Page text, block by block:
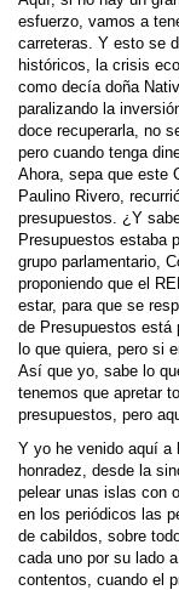
esfuerzo, vamos a
carreteras. Y esto se
históricos, la crisis
como decía doña
paralizando la
doce recuperarla, no
pero cuando tenga
Ahora, sepa que este
Paulino Rivero,
presupuestos. ¿Y
Presupuestos estaba
grupo parlamentario,
proponiendo que el
estar, para que se
de Presupuestos está
lo que quiera, pero si
Así que yo, sabe lo
tenemos que apretar
presupuestos, pero
Y yo he venido aquí a
honradez, desde la
pelear unas islas con
en los periódicos las
de cabildos, sobre
cada uno por su lado
contentos, cuando el